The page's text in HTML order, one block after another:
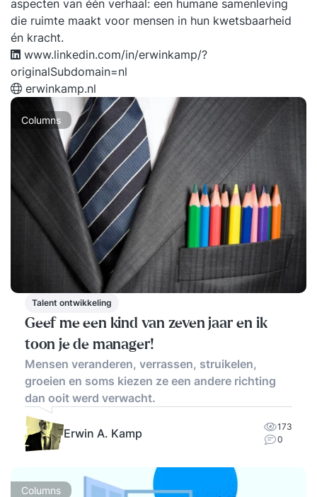
aspecten van één verhaal: een humane samenleving
die ruimte maakt voor mensen in hun kwetsbaarheid
én kracht.
www.linkedin.com/in/erwinkamp/?
originalSubdomain=nl
erwinkamp.nl
Columns
Talent ontwikkeling
Geef me een kind van zeven jaar en ik
toon je de manager!
Mensen veranderen, verrassen, struikelen,
groeien en soms kiezen ze een andere richting
dan ooit werd verwacht.
Erwin A. Kamp
173
0
Columns